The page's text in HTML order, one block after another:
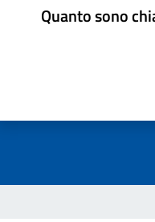
Quanto sono